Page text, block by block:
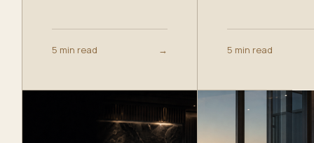
5 min read → 5 min read